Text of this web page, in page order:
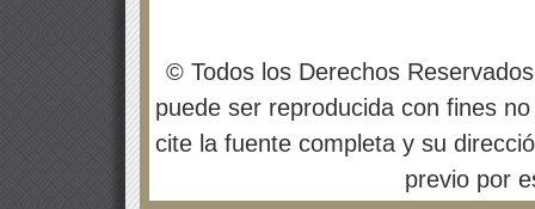
© Todos los Derechos
puede ser reproducida con fines
cite la fuente completa y su
previo por